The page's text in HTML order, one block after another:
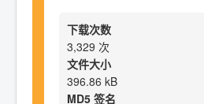
下载次数
3,329 次
文件大小
396.86 kB
MD5 签名